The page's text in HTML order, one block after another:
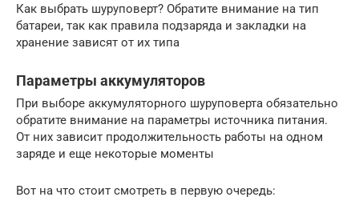
Как выбрать шуруповерт? Обратите внимание на тип
батареи, так как правила подзаряда и закладки на
хранение зависят от их типа
Параметры аккумуляторов
При выборе аккумуляторного шуруповерта обязательно
обратите внимание на параметры источника питания.
От них зависит продолжительность работы на одном
заряде и еще некоторые моменты
Вот на что стоит смотреть в первую очередь: